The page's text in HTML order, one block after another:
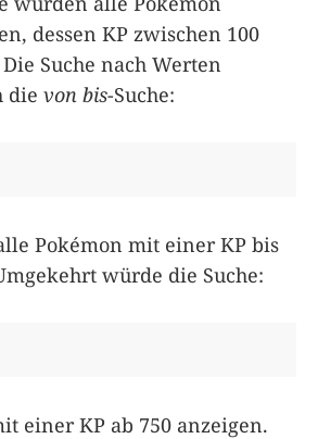
dessen KP zwischen 100
Suche nach Werten
die von bis-Suche:
Pokémon mit einer KP bis
würde die Suche:
einer KP ab 750 anzeigen.